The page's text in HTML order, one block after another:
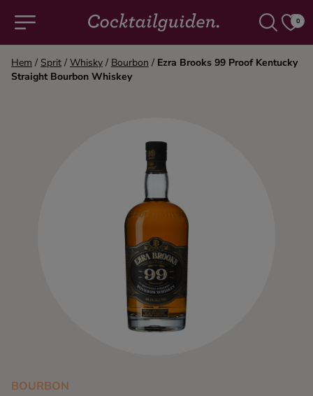
0
COCKTAILS & DRINKAR
Hem / Sprit / Whisky / Bourbon / Ezra Brooks 99 Proof Kentucky
Straight Bourbon Whiskey
BOURBON